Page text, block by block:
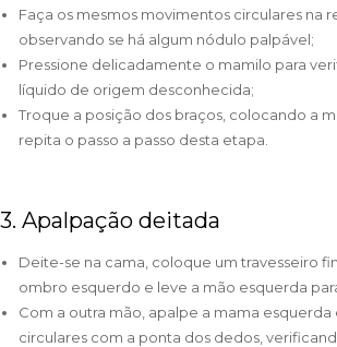
Faça os mesmos movimentos circulares na
observando se há algum nódulo palpável;
Pressione delicadamente o mamilo para
líquido de origem desconhecida;
Troque a posição dos braços, colocando a
repita o passo a passo desta etapa.
3. Apalpação deitada
Deite-se na cama, coloque um travesseiro
ombro esquerdo e leve a mão esquerda
Com a outra mão, apalpe a mama
circulares com a ponta dos dedos,